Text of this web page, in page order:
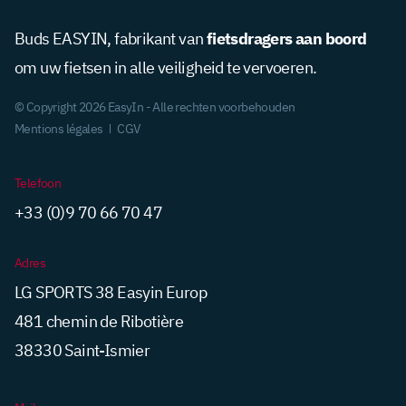
Buds EASYIN, fabrikant vanfietsdragers aan boord
om uw fietsen in alle veiligheid te vervoeren.
© Copyright 2026 EasyIn - Alle rechten voorbehouden
Mentions légales
CGV
Telefoon
+33 (0)9 70 66 70 47
Adres
LG SPORTS 38 Easyin Europ
481 chemin de Ribotière
38330 Saint-Ismier